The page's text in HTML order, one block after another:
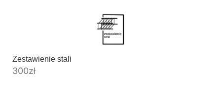
Zestawienie stali
300zł